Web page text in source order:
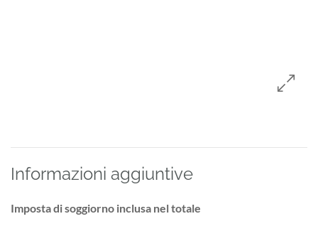
Informazioni aggiuntive
Imposta di soggiorno inclusa nel totale